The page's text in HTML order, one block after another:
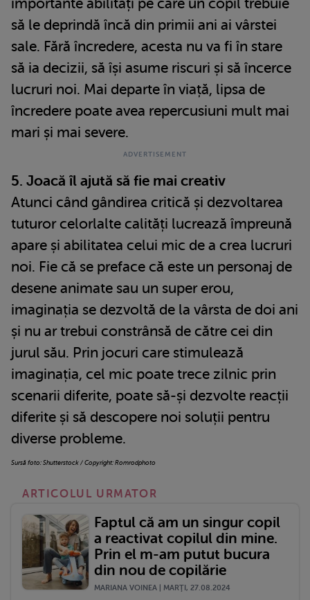
importante abilități pe care un copil trebuie
să le deprindă încă din primii ani ai vârstei
sale. Fără încredere, acesta nu va fi în stare
să ia decizii, să își asume riscuri și să încerce
lucruri noi. Mai departe în viață, lipsa de
încredere poate avea repercusiuni mult mai
mari și mai severe.
5. Joacă îl ajută să fie mai creativ
Atunci când gândirea critică și dezvoltarea
tuturor celorlalte calități lucrează împreună
apare și abilitatea celui mic de a crea lucruri
noi. Fie că se preface că este un personaj de
desene animate sau un super erou,
imaginația se dezvoltă de la vârsta de doi ani
și nu ar trebui constrânsă de către cei din
jurul său. Prin jocuri care stimulează
imaginația, cel mic poate trece zilnic prin
scenarii diferite, poate să-și dezvolte reacții
diferite și să descopere noi soluții pentru
diverse probleme.
Sursă foto: Shutterstock / Copyright: Romrodphoto
ARTICOLUL URMATOR
Faptul că am un singur copil
a reactivat copilul din mine.
Prin el m-am putut bucura
din nou de copilărie
MARIANA VOINEA | MARŢI, 27.08.2024